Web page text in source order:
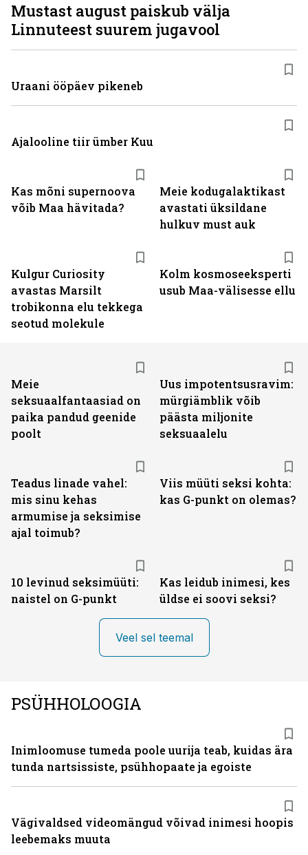
Kas mõni supernoova
võib Maa hävitada?
Meie kodugalaktikast
avastati üksildane
hulkuv must auk
Kulgur Curiosity
avastas Marsilt
trobikonna elu tekkega
seotud molekule
Kolm kosmoseeksperti
usub Maa-välisesse ellu
Mustast august paiskub välja
Linnuteest suurem jugavool
Uraani ööpäev pikeneb
Ajalooline tiir ümber Kuu
Meie
seksuaalfantaasiad on
paika pandud geenide
poolt
Uus impotentsusravim:
mürgiämblik võib
päästa miljonite
seksuaalelu
Teadus linade vahel:
mis sinu kehas
armumise ja seksimise
ajal toimub?
Viis müüti seksi kohta:
kas G-punkt on olemas?
10 levinud seksimüüti:
naistel on G-punkt
Kas leidub inimesi, kes
üldse ei soovi seksi?
Veel sel teemal
PSÜHHOLOOGIA
Inimloomuse tumeda poole uurija teab, kuidas ära
tunda nartsissiste, psühhopaate ja egoiste
Vägivaldsed videomängud võivad inimesi hoopis
leebemaks muuta